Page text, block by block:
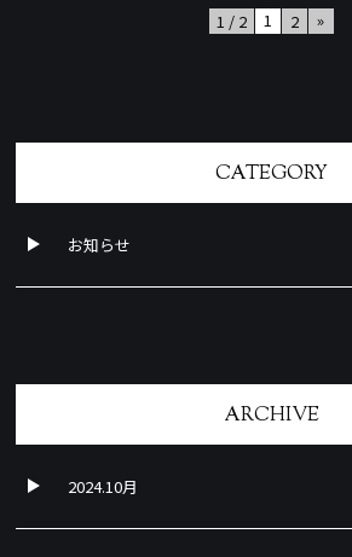
1 / 2 1 2 »
CATEGORY
お知らせ
ARCHIVE
2024.10月